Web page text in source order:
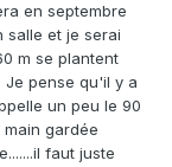
en septembre
salle et je serai
m se plantent
pense qu'il y a
un peu le 90
gardée
faut juste